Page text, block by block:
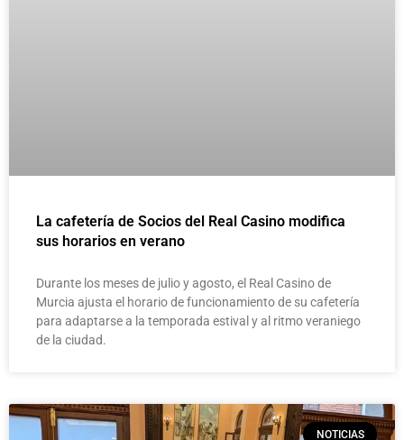
La cafetería de Socios del Real Casino modifica
sus horarios en verano
Durante los meses de julio y agosto, el Real Casino de
Murcia ajusta el horario de funcionamiento de su cafetería
para adaptarse a la temporada estival y al ritmo veraniego
de la ciudad.
NOTICIAS